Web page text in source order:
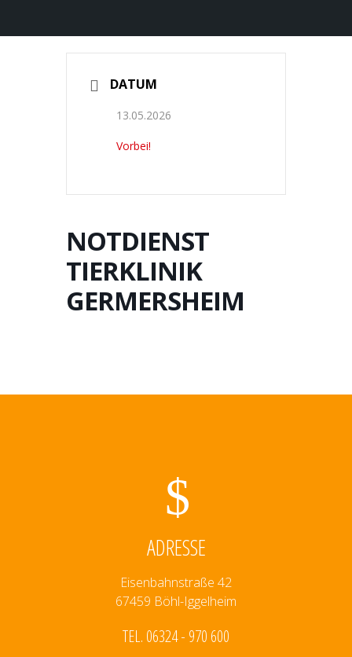
DATUM
13.05.2026
Vorbei!
NOTDIENST
TIERKLINIK
GERMERSHEIM
ADRESSE
Eisenbahnstraße 42
67459 Böhl-Iggelheim
TEL. 06324 - 970 600